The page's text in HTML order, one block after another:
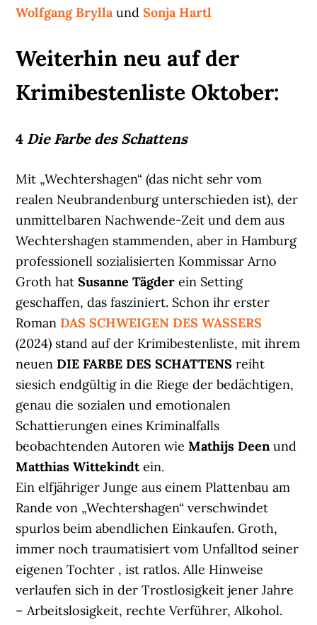
Wolfgang Brylla undSonja Hartl
Weiterhin neu auf der
Krimibestenliste Oktober:
4 Die Farbe des Schattens
Mit „Wechtershagen“ (das nicht sehr vom
realen Neubrandenburg unterschieden ist), der
unmittelbaren Nachwende-Zeit und dem aus
Wechtershagen stammenden, aber in Hamburg
professionell sozialisierten Kommissar Arno
Groth hatSusanne Tägder ein Setting
geschaffen, das fasziniert. Schon ihr erster
Roman DAS SCHWEIGEN DES WASSERS
(2024) stand auf der Krimibestenliste, mit ihrem
neuenDIE FARBE DES SCHATTENSreiht
siesich endgültig in die Riege der bedächtigen,
genau die sozialen und emotionalen
Schattierungen eines Kriminalfalls
beobachtenden Autoren wieMathijs Deenund
Matthias Wittekindtein.
Ein elfjähriger Junge aus einem Plattenbau am
Rande von „Wechtershagen“ verschwindet
spurlos beim abendlichen Einkaufen. Groth,
immer noch traumatisiert vom Unfalltod seiner
eigenen Tochter , ist ratlos. Alle Hinweise
verlaufen sich in der Trostlosigkeit jener Jahre
– Arbeitslosigkeit, rechte Verführer, Alkohol.